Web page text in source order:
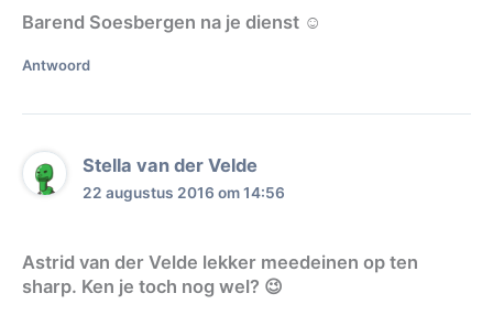
Barend Soesbergen na je dienst ☺
Antwoord
Stella van der Velde
22 augustus 2016 om 14:56
Astrid van der Velde lekker meedeinen op ten
sharp. Ken je toch nog wel? 😉